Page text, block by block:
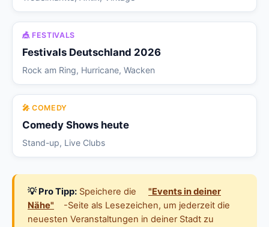
🎪 FESTIVALS
Festivals Deutschland 2026
Rock am Ring, Hurricane, Wacken
🎤 COMEDY
Comedy Shows heute
Stand-up, Live Clubs
💡 Pro Tipp: Speichere die
"Events in deiner
Nähe"
-Seite als Lesezeichen, um jederzeit die
neuesten Veranstaltungen in deiner Stadt zu